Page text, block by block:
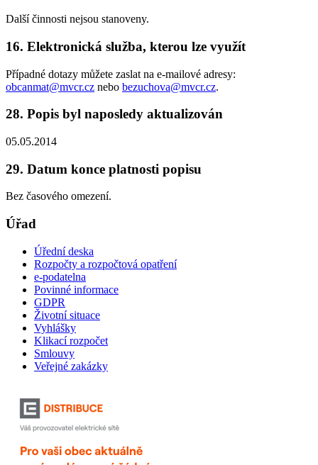
Další činnosti nejsou stanoveny.
16. Elektronická služba, kterou lze využít
Případné dotazy můžete zaslat na e-mailové adresy:
obcanmat@mvcr.cz nebo bezuchova@mvcr.cz.
28. Popis byl naposledy aktualizován
05.05.2014
29. Datum konce platnosti popisu
Bez časového omezení.
Úřad
Úřední deska
Rozpočty a rozpočtová opatření
e-podatelna
Povinné informace
GDPR
Životní situace
Vyhlášky
Klikací rozpočet
Smlouvy
Veřejné zakázky